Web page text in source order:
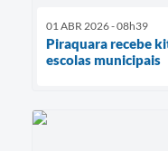
01 ABR 2026 - 08h39
Piraquara recebe
escolas municipais